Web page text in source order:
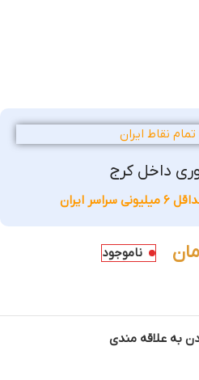
نقاط ایران
داخل کرج
ایران
ناموجود
به علاقه مندی